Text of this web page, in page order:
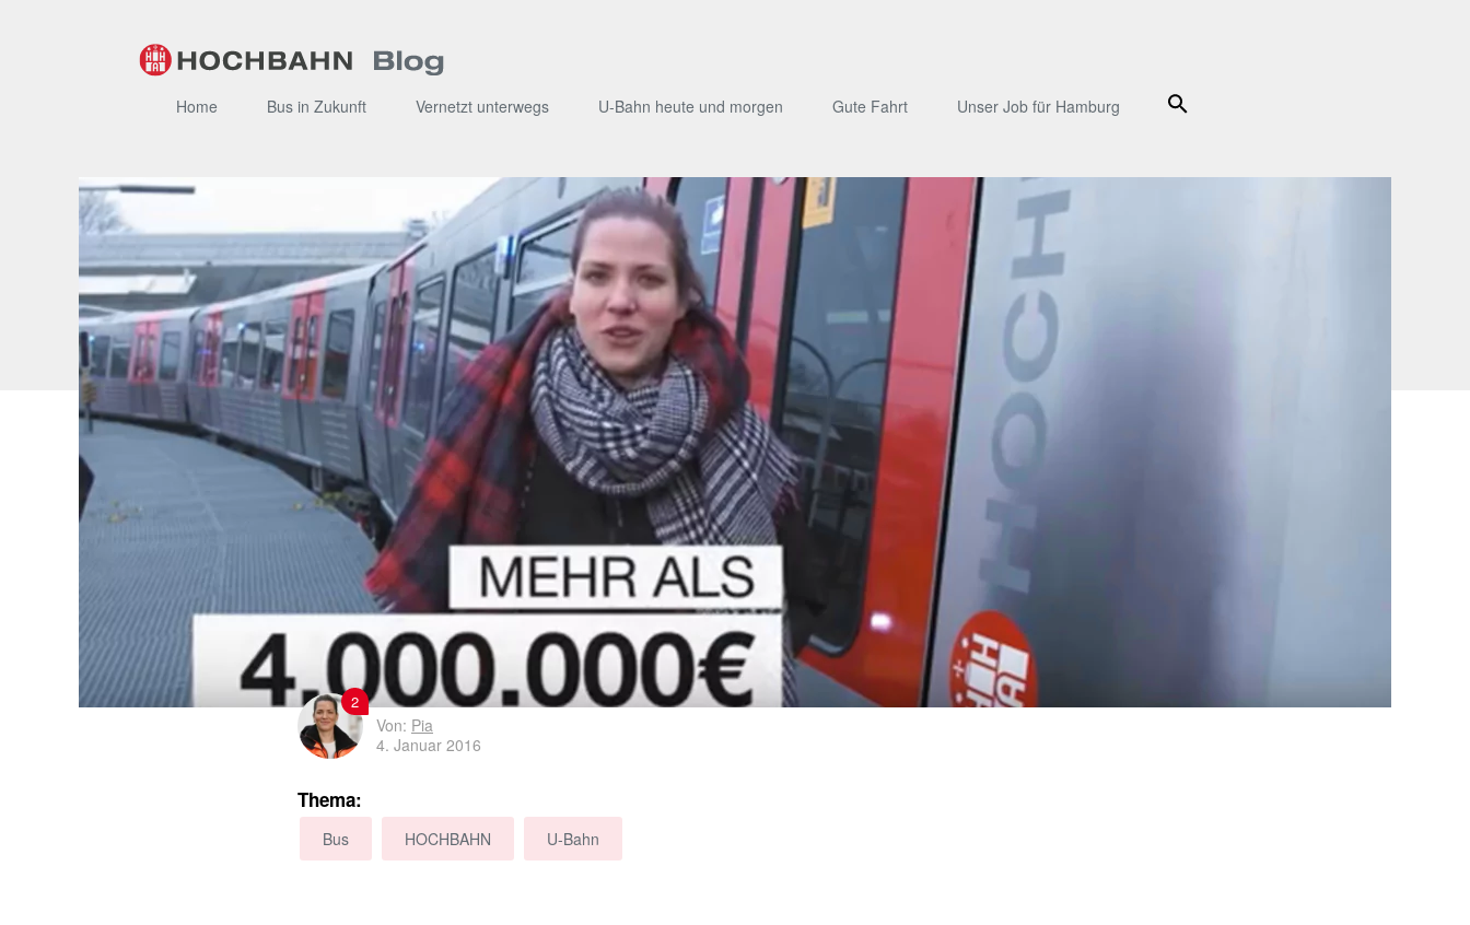
Home Bus in Zukunft Vernetzt unterwegs U-Bahn heute und morgen Gute Fahrt Unser Job für Hamburg Suche
2
Von: Pia
4. Januar 2016
Thema:
Bus HOCHBAHN U-Bahn